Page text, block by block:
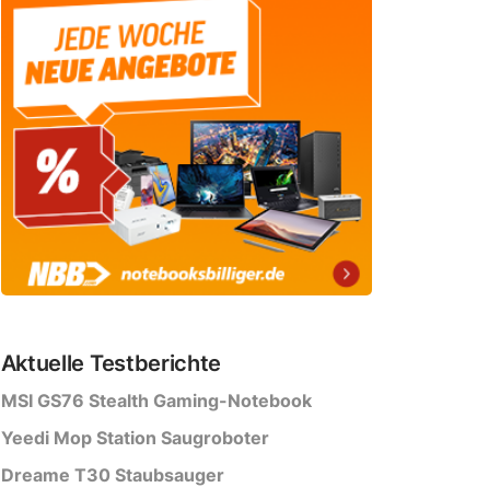
Aktuelle Testberichte
MSI GS76 Stealth Gaming-Notebook
Yeedi Mop Station Saugroboter
Dreame T30 Staubsauger